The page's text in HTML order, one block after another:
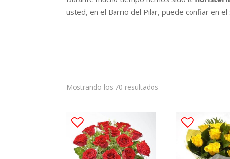
usted, en el Barrio del Pilar, puede confiar en el
Mostrando los 70 resultados